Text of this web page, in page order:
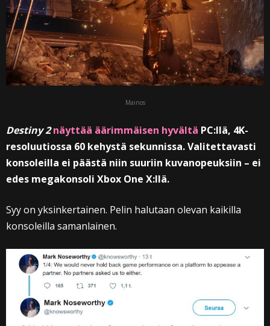
Mainos
Destiny 2 näyttää äärimmäisen hyvältä PC:llä, 4K-
resoluutiossa 60 kehystä sekunnissa. Valitettavasti
konsoleilla ei päästä niin suuriin kuvanopeuksiin – ei
edes megakonsoli Xbox One X:llä.
Syy on yksinkertainen. Pelin halutaan olevan kaikilla
konsoleilla samanlainen.